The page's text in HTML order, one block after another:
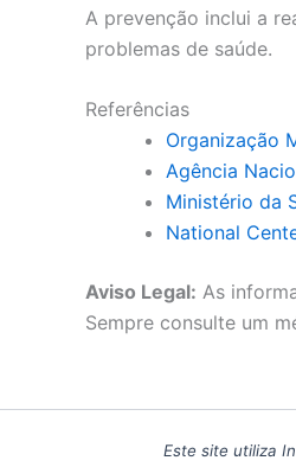
A prevenção inclui a
problemas de saúde.
Referências
Organização
Agência
Ministério da
National
Aviso Legal: As
Sempre consulte um
Este site utiliza